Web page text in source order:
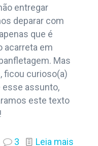
entregar
deparar com
que é
acarreta em
Mas
ficou curioso(a)
esse assunto,
este texto
3 Leia mais